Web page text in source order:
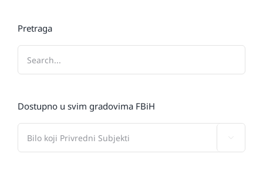
Pretraga
Dostupno u svim gradovima FBiH